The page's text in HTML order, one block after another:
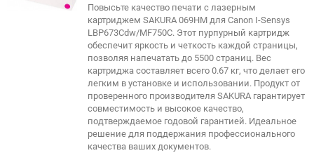
Повысьте качество печати с лазерным
картриджем SAKURA 069HM для Canon I-Sensys
LBP673Cdw/MF750C. Этот пурпурный картридж
обеспечит яркость и четкость каждой страницы,
позволяя напечатать до 5500 страниц. Вес
картриджа составляет всего 0.67 кг, что делает его
легким в установке и использовании. Продукт от
проверенного производителя SAKURA гарантирует
совместимость и высокое качество,
подтверждаемое годовой гарантией. Идеальное
решение для поддержания профессионального
качества ваших документов.